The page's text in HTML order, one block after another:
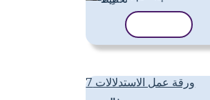
ورقة عمل الاستدلالات 7